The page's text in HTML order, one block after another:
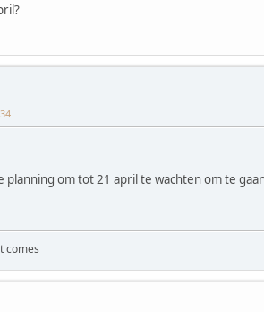
planning om tot 21 april te wachten om te
comes